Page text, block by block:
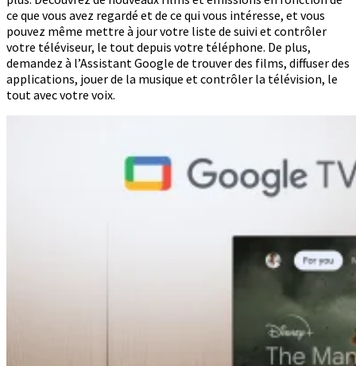
ce que vous avez regardé et de ce qui vous intéresse, et vous
pouvez même mettre à jour votre liste de suivi et contrôler
votre téléviseur, le tout depuis votre téléphone. De plus,
demandez à l’Assistant Google de trouver des films, diffuser des
applications, jouer de la musique et contrôler la télévision, le
tout avec votre voix.